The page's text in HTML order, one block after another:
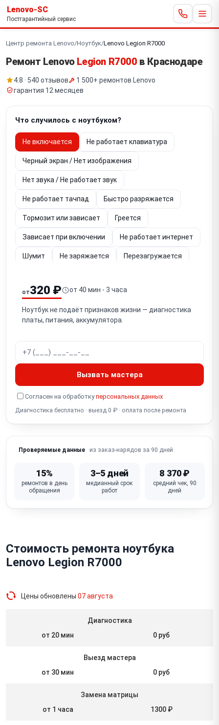
Lenovo-SC
Постгарантийный сервис
Центр ремонта Lenovo/Ноутбук/Lenovo Legion R7000
Ремонт Lenovo Legion R7000 в Краснодаре
4.8 · 540 отзывов
1 500+ ремонтов Lenovo
гарантия 12 месяцев
Что случилось с ноутбуком?
Не включается Не работает клавиатура
Черный экран / Нет изображения
Нет звука / Не работает звук
Не работает тачпад Быстро разряжается
Тормозит или зависает Греется
Зависает при включении Не работает интернет
Шумит Не заряжается Перезагружается
Залита клавиатура Не загружается
Не работает экран
Шумит вентилятор
Не работает подсветка
Разбит экран
от320 ₽ от 40 мин - 3 часа
Ноутбук не подаёт признаков жизни — диагностика
платы, питания, аккумулятора.
Вызвать мастера
Согласен на обработкуперсональных данных
Диагностика бесплатно · выезд 0 ₽ · оплата после ремонта
Проверяемые данные из заказ-нарядов за 90 дней
15%
ремонтов в день
обращения
3–5 дней
медианный срок
работ
8 370 ₽
средний чек, 90
дней
Стоимость ремонта ноутбука
Lenovo Legion R7000
Цены обновлены 07 августа
Диагностика
от 20 мин
0 руб
Выезд мастера
от 30 мин
0 руб
Замена матрицы
от 1 часа
1300 ₽